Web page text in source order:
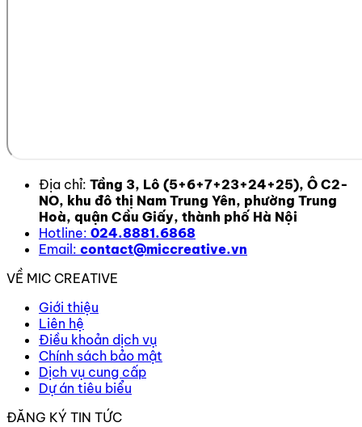
Địa chỉ: Tầng 3, Lô (5+6+7+23+24+25), Ô C2-
NO, khu đô thị Nam Trung Yên, phường Trung
Hoà, quận Cầu Giấy, thành phố Hà Nội
Hotline: 024.8881.6868
Email: contact@miccreative.vn
VỀ MIC CREATIVE
Giới thiệu
Liên hệ
Điều khoản dịch vụ
Chính sách bảo mật
Dịch vụ cung cấp
Dự án tiêu biểu
ĐĂNG KÝ TIN TỨC